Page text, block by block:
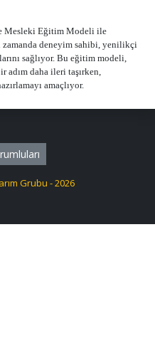
Mesleki Eğitim Modeli ile
deneyim sahibi, yenilikçi
sağlıyor. Bu eğitim modeli,
daha ileri taşırken,
amaçlıyor.
Grubu - 2026